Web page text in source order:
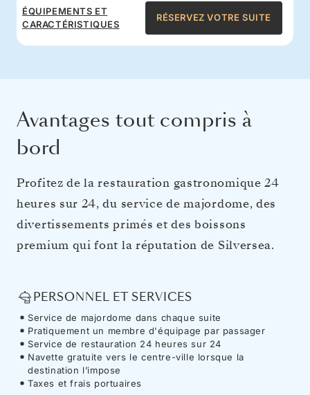
ÉQUIPEMENTS ET
CARACTÉRISTIQUES
RÉSERVEZ VOTRE SUITE
Avantages tout compris à
bord
Profitez de la restauration gastronomique 24
heures sur 24, du service de majordome, des
divertissements primés et des boissons
premium qui font la réputation de Silversea.
PERSONNEL ET SERVICES
Service de majordome dans chaque suite
Pratiquement un membre d'équipage par passager
Service de restauration 24 heures sur 24
Navette gratuite vers le centre-ville lorsque la
destination l’impose
Taxes et frais portuaires